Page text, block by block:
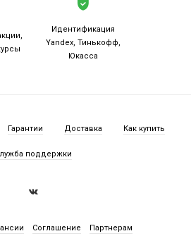
Идентификация
Yandex, Тинькофф,
Юкасса
Гарантии Доставка Как купить
поддержки
Соглашение Партнерам